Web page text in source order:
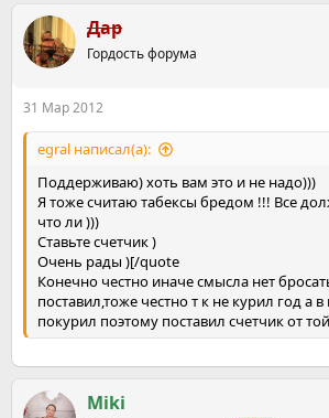
к
ц
и
Дар
Гордость форума
31 Мар 2012
egral написал(а):
Поддерживаю) хоть вам это и не надо)))
Я тоже считаю табексы бредом !!! Все
что ли )))
Ставьте счетчик )
Очень рады )[/quote
Конечно честно иначе смысла нет
поставил,тоже честно т к не курил год а
покурил поэтому поставил счетчик от
Miki